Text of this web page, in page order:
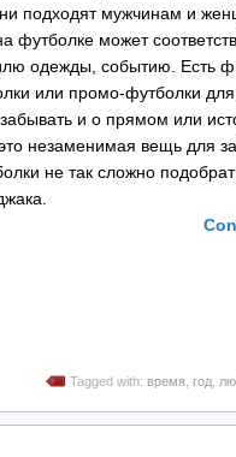
подходят мужчинам и
футболке может
одежды, событию. Есть
или промо-футболки
и о прямом или
незаменимая вещь для
не так сложно
Tagged with: время год